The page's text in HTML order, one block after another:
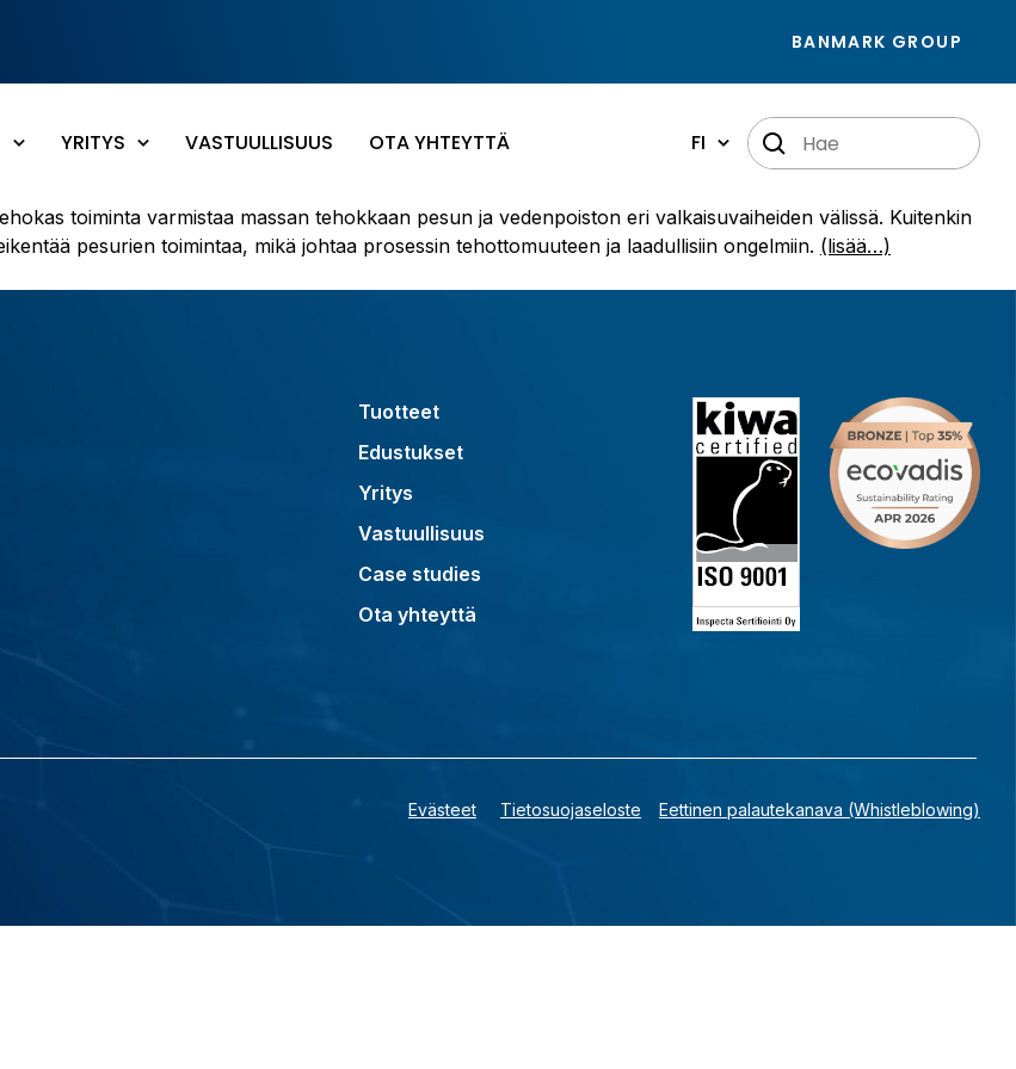
BANMARK GROUP
YRITYS VASTUULLISUUS OTA YHTEYTTÄ FI
toiminta varmistaa massan tehokkaan pesun ja vedenpoiston eri valkaisuvaiheiden välissä. Kuitenkin
pesurien toimintaa, mikä johtaa prosessin tehottomuuteen ja laadullisiin ongelmiin. (lisää…)
Tuotteet
Edustukset
Yritys
Vastuullisuus
Case studies
Ota yhteyttä
Evästeet Tietosuojaseloste Eettinen palautekanava (Whistleblowing)